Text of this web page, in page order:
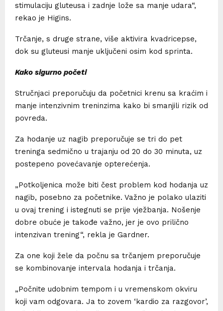
stimulaciju gluteusa i zadnje lože sa manje udara“,
rekao je Higins.
Trčanje, s druge strane, više aktivira kvadricepse,
dok su gluteusi manje uključeni osim kod sprinta.
Kako sigurno početi
Stručnjaci preporučuju da početnici krenu sa kraćim i
manje intenzivnim treninzima kako bi smanjili rizik od
povreda.
Za hodanje uz nagib preporučuje se tri do pet
treninga sedmično u trajanju od 20 do 30 minuta, uz
postepeno povećavanje opterećenja.
„Potkoljenica može biti čest problem kod hodanja uz
nagib, posebno za početnike. Važno je polako ulaziti
u ovaj trening i istegnuti se prije vježbanja. Nošenje
dobre obuće je takođe važno, jer je ovo prilično
intenzivan trening“, rekla je Gardner.
Za one koji žele da počnu sa trčanjem preporučuje
se kombinovanje intervala hodanja i trčanja.
„Počnite udobnim tempom i u vremenskom okviru
koji vam odgovara. Ja to zovem ‘kardio za razgovor’,